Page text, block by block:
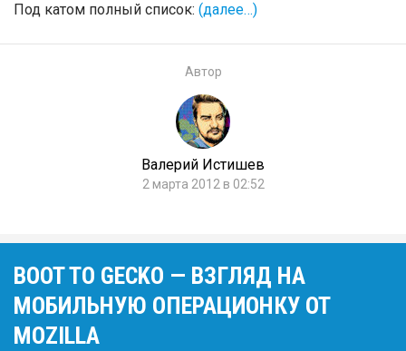
Под катом полный список: (далее…)
Автор
Валерий Истишев
2 марта 2012 в 02:52
BOOT TO GECKO — ВЗГЛЯД НА
МОБИЛЬНУЮ ОПЕРАЦИОНКУ ОТ
MOZILLA